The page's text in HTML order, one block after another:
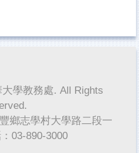
學教務處. All Rights
鄉志學村大學路二段一
03-890-3000